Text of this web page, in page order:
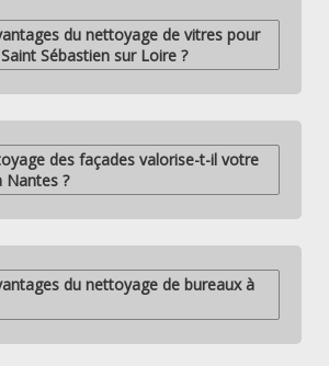
du nettoyage de vitres pour
Sébastien sur Loire ?
des façades valorise-t-il votre
Nantes ?
du nettoyage de bureaux à